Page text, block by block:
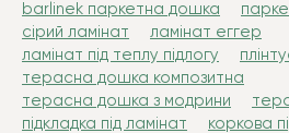
barlinek паркетна дошка
сірий ламінат
ламінат еггер
ламінат під теплу підлогу
терасна дошка композитна
терасна дошка з модрини
підкладка під ламінат
коркова